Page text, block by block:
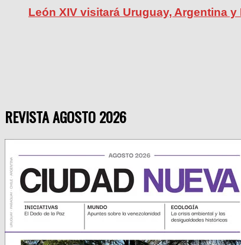
León XIV visitará Uruguay, Argentina
REVISTA AGOSTO 2026